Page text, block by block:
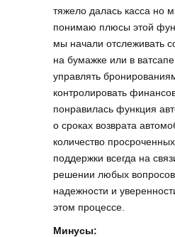
тяжело далась касса но
понимаю плюсы этой
мы начали отслеживать
на бумажке или в
управлять
контролировать
понравилась функция
о сроках возврата
количество
поддержки всегда на
решении любых
надежности и
этом процессе.
Минусы: